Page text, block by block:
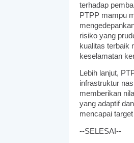
terhadap
PTPP mampu
risiko yang
kualitas terbaik
keselamatan
Lebih lanjut,
infrastruktur
memberikan
yang adaptif
mencapai
--SELESAI--